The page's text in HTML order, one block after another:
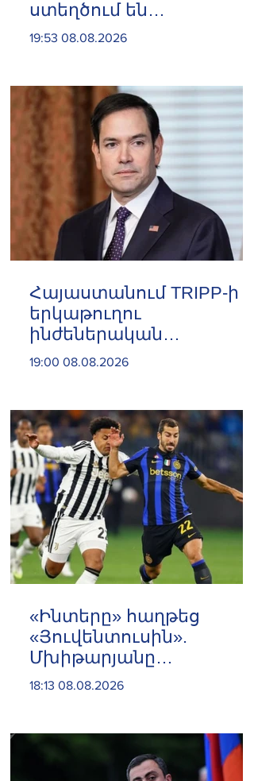
ստեղծում են
ինքնադրսևորման նոր
Փաշինյան
19:53 08.08.2026
Հայաստանում TRIPP-ի
երկաթուղու
ինժեներական
ուսումնասիրություններն
19:00 08.08.2026
«Ինտերը» հաղթեց
«Յուվենտուսին».
Մխիթարյանը
մասնակցեց
18:13 08.08.2026